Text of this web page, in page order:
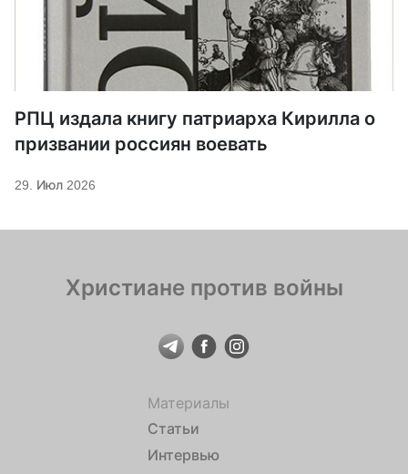
РПЦ издала книгу патриарха Кирилла о
призвании россиян воевать
29. Июл 2026
Христиане против войны
Материалы
Статьи
Интервью